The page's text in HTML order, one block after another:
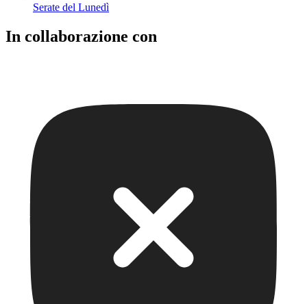
Serate del Lunedì
In collaborazione con